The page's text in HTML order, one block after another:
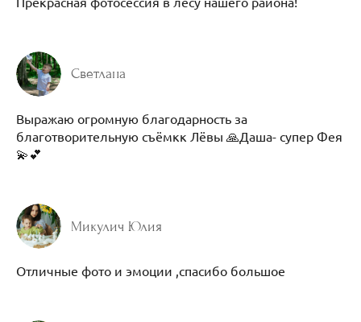
Светлана
Выражаю огромную благодарность за
благотворительную съёмкк Лёвы 🙏Даша- супер Фея
💫💕
Микулич Юлия
Отличные фото и эмоции ,спасибо большое